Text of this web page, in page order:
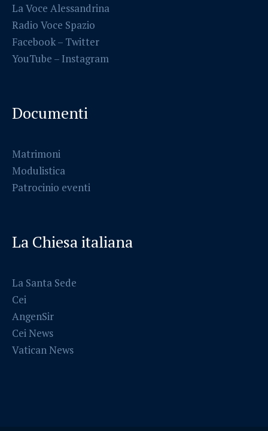
La Voce Alessandrina
Radio Voce Spazio
Facebook– Twitter
YouTube – Instagram
Documenti
Matrimoni
Modulistica
Patrocinio eventi
La Chiesa italiana
La Santa Sede
Cei
AngenSir
Cei News
Vatican News